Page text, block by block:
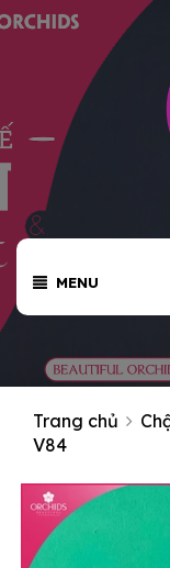
MENU
Trang chủ
V84